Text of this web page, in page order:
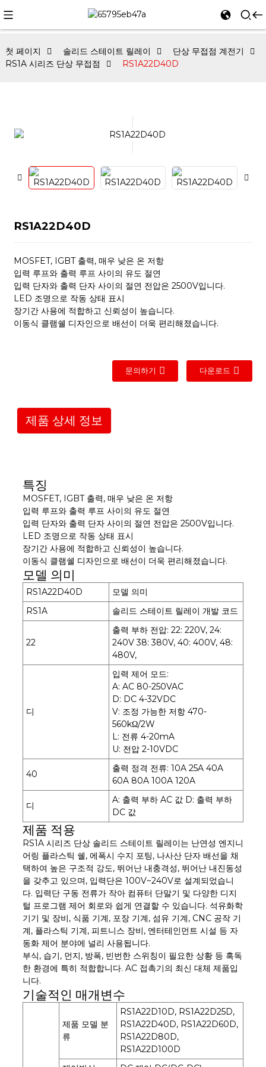
첫 페이지 솔리드 스테이트 릴레이
단상 무접점 계전기
RS1A 시리즈 단상 무접점
RS1A22D40D
RS1A22D40D
MOSFET, IGBT 출력, 매우 낮은 온 저항
입력 루프와 출력 루프 사이의 유도 절연
입력 단자와 출력 단자 사이의 절연 전압은 2500V입니다.
LED 조명으로 작동 상태 표시
장기간 사용에 적합하고 신뢰성이 높습니다.
이동식 클램쉘 디자인으로 배선이 더욱 편리해졌습니다.
문의하기 다운로드
제품 상세 정보
특징
MOSFET, IGBT 출력, 매우 낮은 온 저항
입력 루프와 출력 루프 사이의 유도 절연
입력 단자와 출력 단자 사이의 절연 전압은 2500V입니다.
LED 조명으로 작동 상태 표시
장기간 사용에 적합하고 신뢰성이 높습니다.
이동식 클램쉘 디자인으로 배선이 더욱 편리해졌습니다.
모델 의미
RS1A22D40D
모델 의미
RS1A
솔리드 스테이트 릴레이 개발 코드
22
출력 부하 전압: 22: 220V, 24:
240V 38: 380V, 40: 400V, 48:
480V,
디
입력 제어 모드:
A: AC 80-250VAC
D: DC 4-32VDC
V: 조정 가능한 저항 470-
560kΩ/2W
L: 전류 4-20mA
U: 전압 2-10VDC
40
출력 정격 전류: 10A 25A 40A
60A 80A 100A 120A
디
A: 출력 부하 AC 값 D: 출력 부하
DC 값
제품 적용
RS1A 시리즈 단상 솔리드 스테이트 릴레이는 난연성 엔지니
어링 플라스틱 쉘, 에폭시 수지 포팅, 나사산 단자 배선을 채
택하여 높은 구조적 강도, 뛰어난 내충격성, 뛰어난 내진동성
을 갖추고 있으며, 입력단은 100V~240V로 설계되었습니
다. 입력단 구동 전류가 작아 컴퓨터 단말기 및 다양한 디지
털 프로그램 제어 회로와 쉽게 연결할 수 있습니다. 석유화학
기기 및 장비, 식품 기계, 포장 기계, 섬유 기계, CNC 공작 기
계, 플라스틱 기계, 피트니스 장비, 엔터테인먼트 시설 등 자
동화 제어 분야에 널리 사용됩니다.
부식, 습기, 먼지, 방폭, 빈번한 스위칭이 필요한 상황 등 혹독
한 환경에 특히 적합합니다. AC 접촉기의 최신 대체 제품입
니다.
기술적인 매개변수
제품 모델 분
류
RS1A22D10D, RS1A22D25D,
RS1A22D40D, RS1A22D60D,
RS1A22D80D,
RS1A22D100D